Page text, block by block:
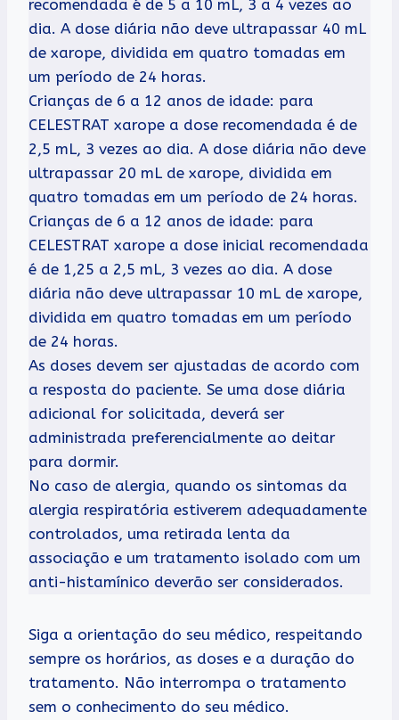
recomendada é de 5 a 10 mL, 3 a 4 vezes ao
dia. A dose diária não deve ultrapassar 40 mL
de xarope, dividida em quatro tomadas em
um período de 24 horas.
Crianças de 6 a 12 anos de idade: para
CELESTRAT xarope a dose recomendada é de
2,5 mL, 3 vezes ao dia. A dose diária não deve
ultrapassar 20 mL de xarope, dividida em
quatro tomadas em um período de 24 horas.
Crianças de 6 a 12 anos de idade: para
CELESTRAT xarope a dose inicial recomendada
é de 1,25 a 2,5 mL, 3 vezes ao dia. A dose
diária não deve ultrapassar 10 mL de xarope,
dividida em quatro tomadas em um período
de 24 horas.
As doses devem ser ajustadas de acordo com
a resposta do paciente. Se uma dose diária
adicional for solicitada, deverá ser
administrada preferencialmente ao deitar
para dormir.
No caso de alergia, quando os sintomas da
alergia respiratória estiverem adequadamente
controlados, uma retirada lenta da
associação e um tratamento isolado com um
anti-histamínico deverão ser considerados.
Siga a orientação do seu médico, respeitando
sempre os horários, as doses e a duração do
tratamento. Não interrompa o tratamento
sem o conhecimento do seu médico.